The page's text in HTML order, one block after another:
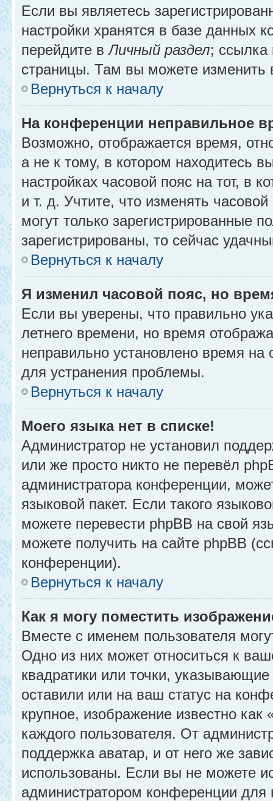
Если вы являетесь
настройки хранятся в базе данных
перейдите вЛичный раздел; ссылка
страницы. Там вы можете изменить
Вернуться к началу
На конференции неправильное
Возможно, отображается время,
а не к тому, в котором находитесь
настройках часовой пояс на тот, в
и т. д. Учтите, что изменять
могут только зарегистрированные
зарегистрированы, то сейчас
Вернуться к началу
Я изменил часовой пояс, но
Если вы уверены, что правильно
летнего времени, но время
неправильно установлено время
для устранения проблемы.
Вернуться к началу
Моего языка нет в списке!
Администратор не установил
или же просто никто не перевёл
администратора конференции,
языковой пакет. Если такого
можете перевести phpBB на свой
можете получить на сайте phpBB
конференции).
Вернуться к началу
Как я могу поместить
Вместе с именем пользователя
Одно из них может относиться к
квадратики или точки,
оставили или на ваш статус на
крупное, изображение известно
каждого пользователя. От
поддержка аватар, и от него же
использованы. Если вы не можете
администратором конференции для